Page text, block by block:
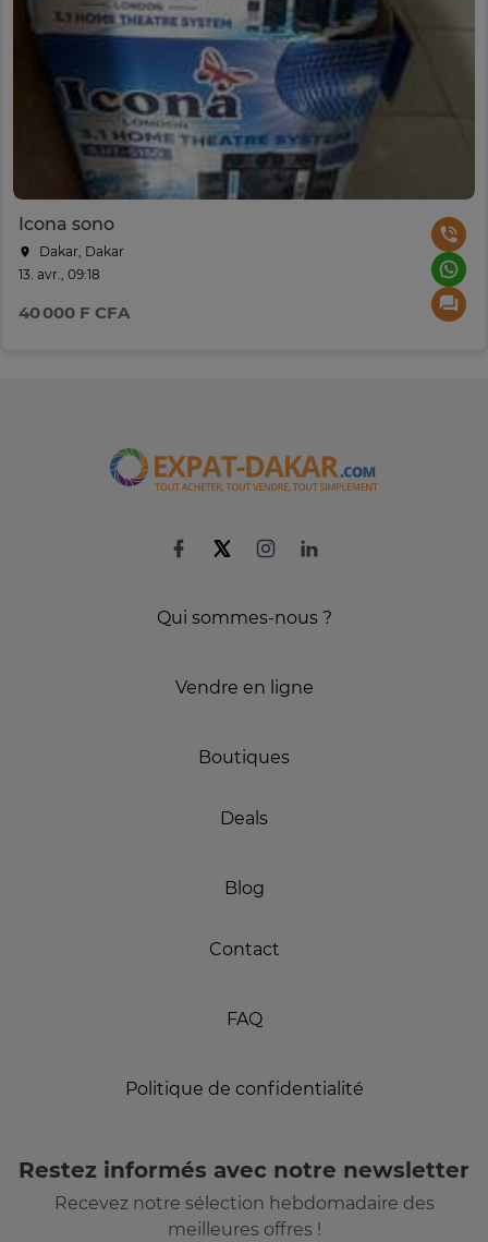
Icona sono
Dakar, Dakar
13. avr., 09:18
40 000 F CFA
Qui sommes-nous ?
Vendre en ligne
Boutiques
Deals
Blog
Contact
FAQ
Politique de confidentialité
Restez informés avec notre newsletter
Recevez notre sélection hebdomadaire des
meilleures offres !